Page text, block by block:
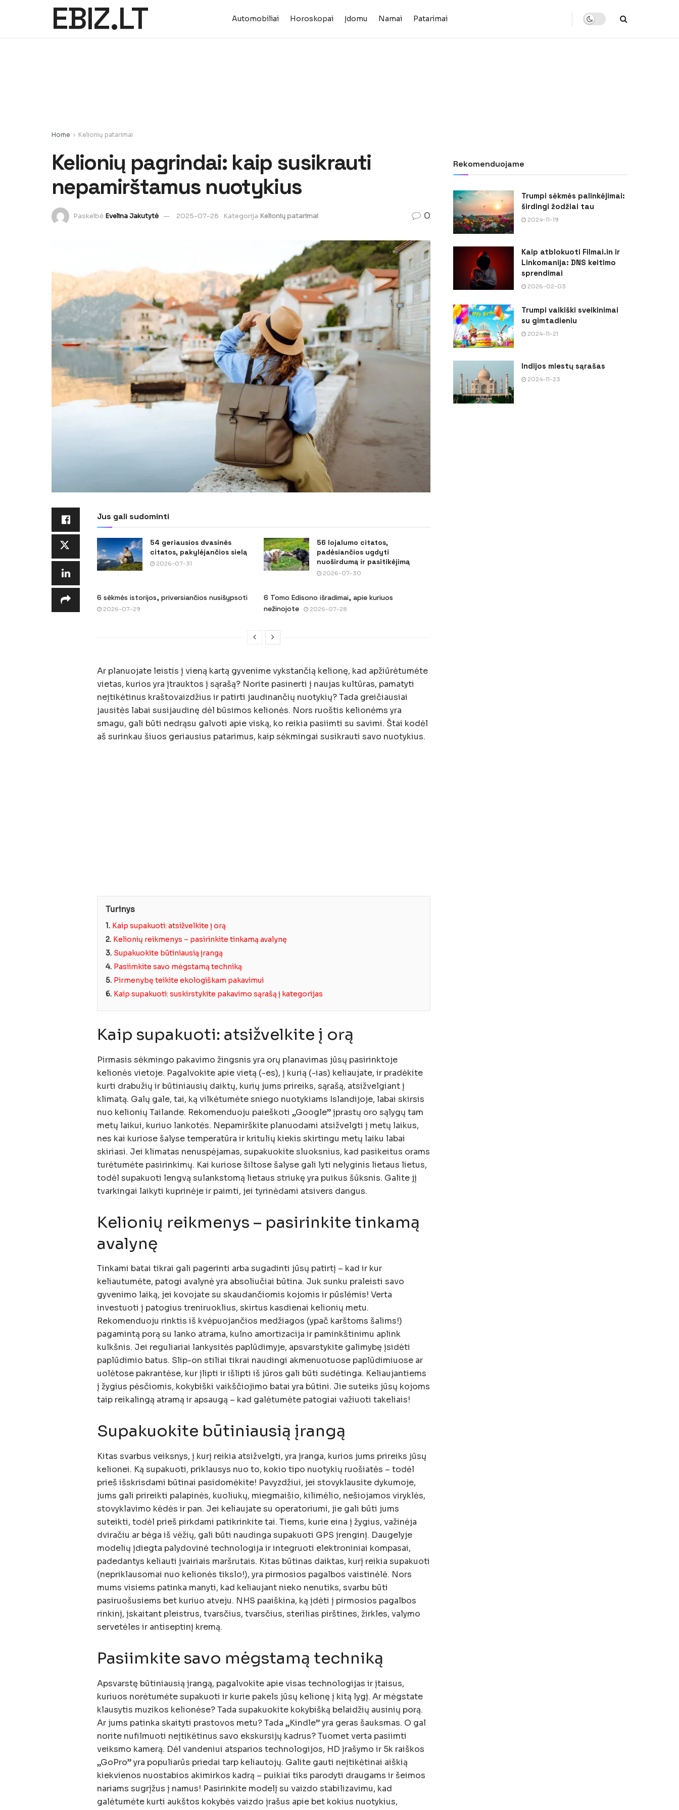
EBIZ.LT Automobiliai Horoskopai Įdomu Namai Patarimai
Home Kelionių patarimai
Kelionių pagrindai: kaip susikrauti
nepamirštamus nuotykius
Paskelbė Evelina Jakutytė 2025-07-28 Kategorija Kelionių patarimai 0
Jus gali sudominti
54 geriausios dvasinės
citatos, pakylėjančios sielą
2026-07-31
56 lojalumo citatos,
padėsiančios ugdyti
nuoširdumą ir pasitikėjimą
2026-07-30
6 sėkmės istorijos, priversiančios nusišypsoti
2026-07-29
6 Tomo Edisono išradimai, apie kuriuos
nežinojote
2026-07-28
Ar planuojate leistis į vieną kartą gyvenime vykstančią kelionę, kad apžiūrėtumėte
vietas, kurios yra įtrauktos į sąrašą? Norite pasinerti į naujas kultūras, pamatyti
neįtikėtinus kraštovaizdžius ir patirti jaudinančių nuotykių? Tada greičiausiai
jausitės labai susijaudinę dėl būsimos kelionės. Nors ruoštis kelionėms yra
smagu, gali būti nedrąsu galvoti apie viską, ko reikia pasiimti su savimi. Štai kodėl
aš surinkau šiuos geriausius patarimus, kaip sėkmingai susikrauti savo nuotykius.
Turinys
1. Kaip supakuoti: atsižvelkite į orą
2. Kelionių reikmenys – pasirinkite tinkamą avalynę
3. Supakuokite būtiniausią įrangą
4. Pasiimkite savo mėgstamą techniką
5. Pirmenybę teikite ekologiškam pakavimui
6. Kaip supakuoti: suskirstykite pakavimo sąrašą į kategorijas
Kaip supakuoti: atsižvelkite į orą
Pirmasis sėkmingo pakavimo žingsnis yra orų planavimas jūsų pasirinktoje
kelionės vietoje. Pagalvokite apie vietą (-es), į kurią (-ias) keliaujate, ir pradėkite
kurti drabužių ir būtiniausių daiktų, kurių jums prireiks, sąrašą, atsižvelgiant į
klimatą. Galų gale, tai, ką vilkėtumėte sniego nuotykiams Islandijoje, labai skirsis
nuo kelionių Tailande. Rekomenduoju paieškoti „Google” įprastų oro sąlygų tam
metų laikui, kuriuo lankotės. Nepamirškite planuodami atsižvelgti į metų laikus,
nes kai kuriose šalyse temperatūra ir kritulių kiekis skirtingu metų laiku labai
skiriasi. Jei klimatas nenuspėjamas, supakuokite sluoksnius, kad pasikeitus orams
turėtumėte pasirinkimų. Kai kuriose šiltose šalyse gali lyti nelyginis lietaus lietus,
todėl supakuoti lengvą sulankstomą lietaus striukę yra puikus šūksnis. Galite jį
tvarkingai laikyti kuprinėje ir paimti, jei tyrinėdami atsivers dangus.
Kelionių reikmenys – pasirinkite tinkamą
avalynę
Tinkami batai tikrai gali pagerinti arba sugadinti jūsų patirtį – kad ir kur
keliautumėte, patogi avalynė yra absoliučiai būtina. Juk sunku praleisti savo
gyvenimo laiką, jei kovojate su skaudančiomis kojomis ir pūslėmis! Verta
investuoti į patogius treniruoklius, skirtus kasdienai kelionių metu.
Rekomenduoju rinktis iš kvėpuojančios medžiagos (ypač karštoms šalims!)
pagamintą porą su lanko atrama, kulno amortizacija ir paminkštinimu aplink
kulkšnis. Jei reguliariai lankysitės paplūdimyje, apsvarstykite galimybę įsidėti
paplūdimio batus. Slip-on stiliai tikrai naudingi akmenuotuose paplūdimiuose ar
uolėtose pakrantėse, kur įlipti ir išlipti iš jūros gali būti sudėtinga. Keliaujantiems
į žygius pėsčiomis, kokybiški vaikščiojimo batai yra būtini. Jie suteiks jūsų kojoms
taip reikalingą atramą ir apsaugą – kad galėtumėte patogiai važiuoti takeliais!
Supakuokite būtiniausią įrangą
Kitas svarbus veiksnys, į kurį reikia atsižvelgti, yra įranga, kurios jums prireiks jūsų
kelionei. Ką supakuoti, priklausys nuo to, kokio tipo nuotykių ruošiatės – todėl
prieš išskrisdami būtinai pasidomėkite! Pavyzdžiui, jei stovyklausite dykumoje,
jums gali prireikti palapinės, kuoliukų, miegmaišio, kilimėlio, nešiojamos viryklės,
stovyklavimo kėdės ir pan. Jei keliaujate su operatoriumi, jie gali būti jums
suteikti, todėl prieš pirkdami patikrinkite tai. Tiems, kurie eina į žygius, važinėja
dviračiu ar bėga iš vėžių, gali būti naudinga supakuoti GPS įrenginį. Daugelyje
modelių įdiegta palydovinė technologija ir integruoti elektroniniai kompasai,
padedantys keliauti įvairiais maršrutais. Kitas būtinas daiktas, kurį reikia supakuoti
(nepriklausomai nuo kelionės tikslo!), yra pirmosios pagalbos vaistinėlė. Nors
mums visiems patinka manyti, kad keliaujant nieko nenutiks, svarbu būti
pasiruošusiems bet kuriuo atveju. NHS paaiškina, ką įdėti į pirmosios pagalbos
rinkinį, įskaitant pleistrus, tvarsčius, tvarsčius, sterilias pirštines, žirkles, valymo
servetėles ir antiseptinį kremą.
Pasiimkite savo mėgstamą techniką
Apsvarstę būtiniausią įrangą, pagalvokite apie visas technologijas ir įtaisus,
kuriuos norėtumėte supakuoti ir kurie pakels jūsų kelionę į kitą lygį. Ar mėgstate
klausytis muzikos kelionėse? Tada supakuokite kokybišką belaidžių ausinių porą.
Ar jums patinka skaityti prastovos metu? Tada „Kindle” yra geras šauksmas. O gal
norite nufilmuoti neįtikėtinus savo ekskursijų kadrus? Tuomet verta pasiimti
veiksmo kamerą. Dėl vandeniui atsparios technologijos, HD įrašymo ir 5k raiškos
„GoPro” yra populiarūs priedai tarp keliautojų. Galite gauti neįtikėtinai aiškią
kiekvienos nuostabios akimirkos kadrą – puikiai tiks parodyti draugams ir šeimos
nariams sugrįžus į namus! Pasirinkite modelį su vaizdo stabilizavimu, kad
galėtumėte kurti aukštos kokybės vaizdo įrašus apie bet kokius nuotykius,
Rekomenduojame
Trumpi sėkmės palinkėjimai:
širdingi žodžiai tau
2024-11-19
Kaip atblokuoti Filmai.in ir
Linkomanija: DNS keitimo
sprendimai
2026-02-03
Trumpi vaikiški sveikinimai
su gimtadieniu
2024-11-21
Indijos miestų sąrašas
2024-11-23